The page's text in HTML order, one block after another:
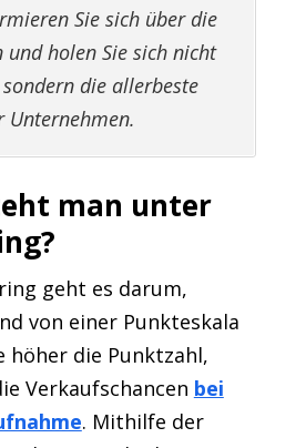
Sie sich über die
und holen Sie sich nicht
die allerbeste
Unternehmen.
man unter
geht es darum,
von einer Punkteskala
höher die Punktzahl,
Verkaufschancen bei
. Mithilfe der